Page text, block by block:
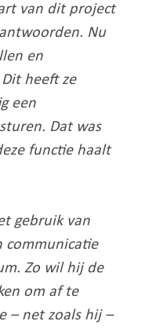
van dit project
Nu
en
heeft ze
een
Dat was
functie haalt
gebruik van
communicatie
Zo wil hij de
om af te
– net zoals hij –